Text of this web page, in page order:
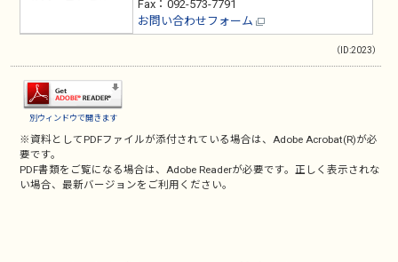
Fax：092-573-7791
お問い合わせフォーム
（ID:2023）
別ウィンドウで開きます
※資料としてPDFファイルが添付されている場合は、 Adobe Acrobat(R)が必
要です。
PDF書類をご覧になる場合は、 Adobe Readerが必要です。正しく表示されな
い場合、最新バージョンをご利用ください。